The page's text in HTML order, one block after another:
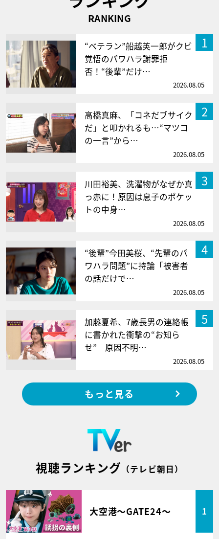
RANKING
1
“ベテラン”船越英一郎がクビ
覚悟のパワハラ謝罪拒
否！“後輩”だけ…
2026.08.05
2
高橋真麻、「コネだブサイク
だ」と叩かれるも…“マツコ
の一言”から…
2026.08.05
3
川田裕美、洗濯物がなぜか真
っ赤に！原因は息子のポケッ
トの中身…
2026.08.05
4
“後輩”今田美桜、“先輩のパ
ワハラ問題”に持論「被害者
の話だけで…
2026.08.05
5
加藤夏希、7歳長男の連絡帳
に書かれた衝撃の“お知ら
せ” 原因不明…
2026.08.05
もっと見る
視聴ランキング （テレビ朝日）
大空港～GATE24～ 1